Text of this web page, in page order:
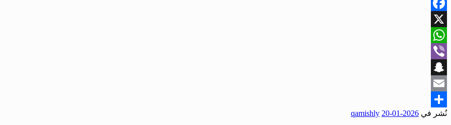
Facebook
X
WhatsApp
Viber
Snapchat
Email
Share
نُشر في 2026-01-20
qamishly